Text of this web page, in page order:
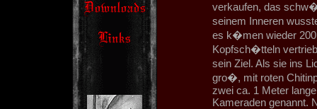
verkaufen, das
seinem Inneren
es k�men wieder
Kopfsch�tteln
sein Ziel. Als sie ins
gro�, mit roten
zwei ca. 1 Meter
Kameraden genannt.